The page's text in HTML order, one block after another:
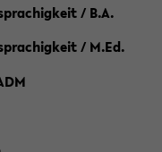
/ B.A.
/ M.Ed.